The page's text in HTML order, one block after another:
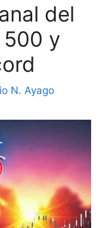
del
500 y
N. Ayago